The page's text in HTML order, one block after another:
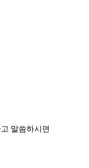
말씀하시면